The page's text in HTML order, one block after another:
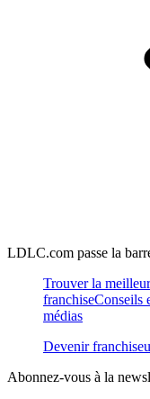
LDLC.com passe la
Trouver la
franchiseConseils
médias
Devenir
Abonnez-vous à la